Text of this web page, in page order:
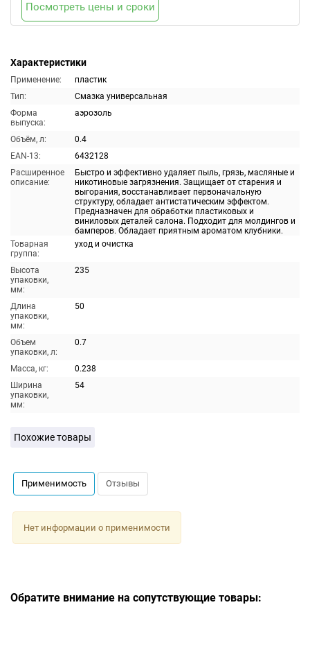
Характеристики
Применение:
пластик
Тип:
Смазка универсальная
Форма
выпуска:
аэрозоль
Объём, л:
0.4
EAN-13:
6432128
Расширенное
описание:
Быстро и эффективно удаляет пыль, грязь, масляные и
никотиновые загрязнения. Защищает от старения и
выгорания, восстанавливает первоначальную
структуру, обладает антистатическим эффектом.
Предназначен для обработки пластиковых и
виниловых деталей салона. Подходит для молдингов и
бамперов. Обладает приятным ароматом клубники.
Товарная
группа:
уход и очистка
Высота
упаковки,
мм:
235
Длина
упаковки,
мм:
50
Объем
упаковки, л:
0.7
Масса, кг:
0.238
Ширина
упаковки,
мм:
54
Посмотреть цены и сроки
Похожие товары
Применимость Отзывы
Нет информации о применимости
Обратите внимание на сопутствующие товары: